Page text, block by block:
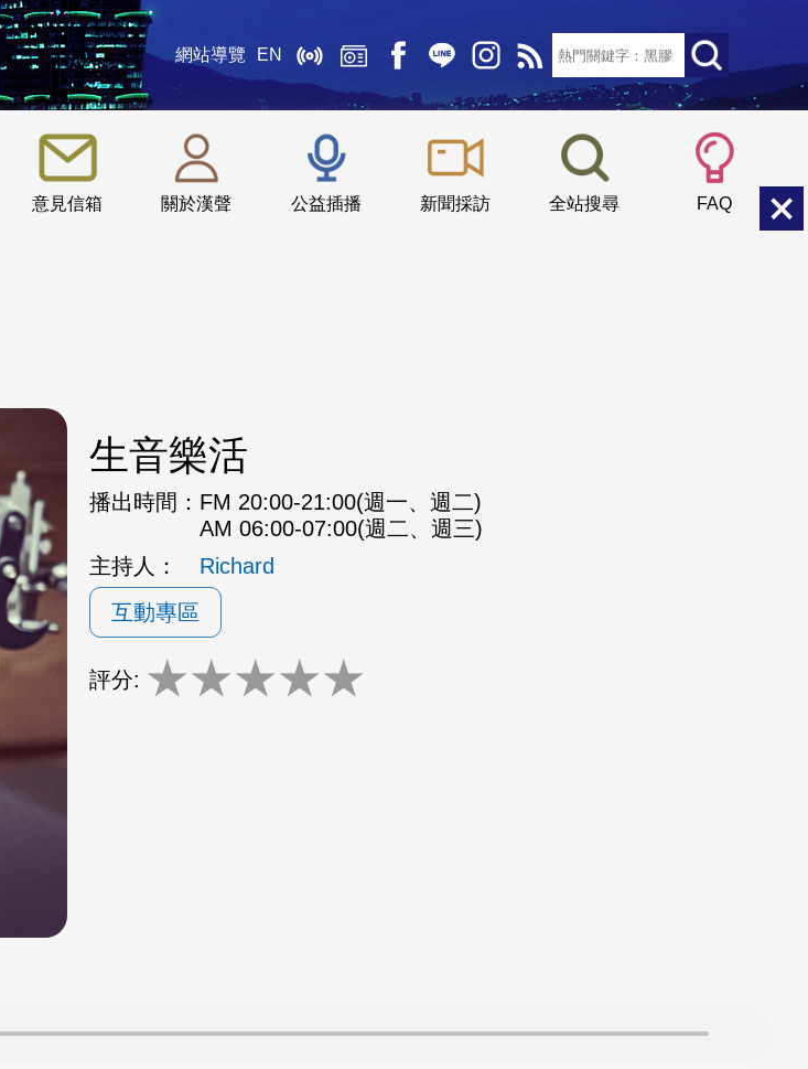
網站導覽 EN
意見信箱 關於漢聲 公益插播 新聞採訪 全站搜尋 FAQ
::: 小 中
生音樂活
播出時間： FM 20:00-21:00(週一、週二)
AM 06:00-07:00(週二、週三)
主持人：
Richard
互動專區
評分: ★★★★★